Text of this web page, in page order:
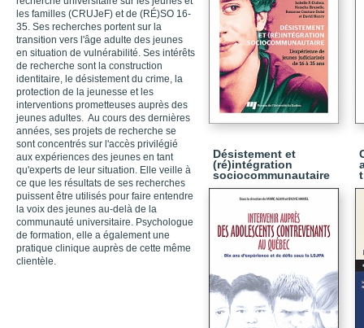
les familles (CRUJeF) et de (RÉ)SO 16-
35. Ses recherches portent sur la
transition vers l'âge adulte des jeunes
en situation de vulnérabilité. Ses intérêts
de recherche sont la construction
identitaire, le désistement du crime, la
protection de la jeunesse et les
interventions prometteuses auprès des
jeunes adultes. Au cours des dernières
années, ses projets de recherche se
sont concentrés sur l'accès privilégié
aux expériences des jeunes en tant
qu'experts de leur situation. Elle veille à
ce que les résultats de ses recherches
puissent être utilisés pour faire entendre
la voix des jeunes au-delà de la
communauté universitaire. Psychologue
de formation, elle a également une
pratique clinique auprès de cette même
clientèle.
Désistement et
(ré)intégration
sociocommunautaire